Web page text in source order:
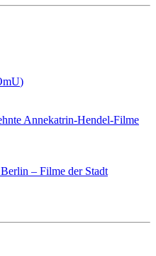
)
Annekatrin-Hendel-Filme
Berlin – Filme der Stadt